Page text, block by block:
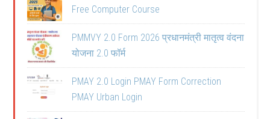
Free Computer Course
PMMVY 2.0 Form 2026 प्रधानमंत्री मातृत्व वंदना
योजना 2.0 फॉर्म
PMAY 2.0 Login PMAY Form Correction
PMAY Urban Login